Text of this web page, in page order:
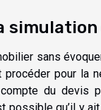
simulation
sans
pour la
du devis